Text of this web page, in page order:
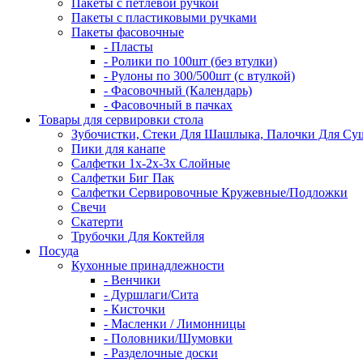
Пакеты с пластиковыми ручками
Пакеты фасовочные
- Пласты
- Ролики по 100шт (без втулки)
- Рулоны по 300/500шт (с втулкой)
- Фасовочный (Календарь)
- Фасовочный в пачках
Товары для сервировки стола
Зубочистки, Стеки Для Шашлыка, Палочки Для
Пики для канапе
Салфетки 1х-2х-3х Слойные
Салфетки Биг Пак
Салфетки Сервировочные Кружевные/Подложки
Свечи
Скатерти
Трубочки Для Коктейля
Посуда
Кухонные принадлежности
- Венчики
- Дуршлаги/Сита
- Кисточки
- Масленки / Лимонницы
- Половники/Шумовки
- Разделочные доски